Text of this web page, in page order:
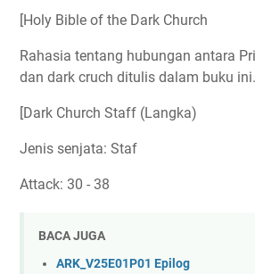
[Holy Bible of the Dark Church
Rahasia tentang hubungan antara
dan dark cruch ditulis dalam buku
[Dark Church Staff (Langka)
Jenis senjata: Staf
Attack: 30 - 38
BACA JUGA
ARK_V25E01P01 Epilog